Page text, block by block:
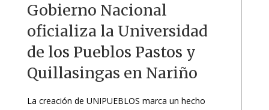
Gobierno Nacional
oficializa la Universidad
de los Pueblos Pastos y
Quillasingas en Nariño
La creación de UNIPUEBLOS marca un hecho